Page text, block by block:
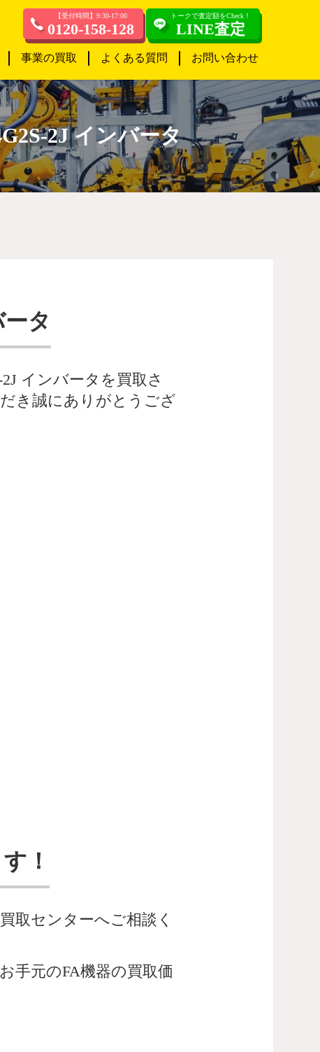
【受付時間】9:30-17:00
0120-158-128
トークで査定額をCheck！
LINE査定
事業の買取 よくある質問 お問い合わせ
2J インバータ
タ
インバータを買取さ
き誠にありがとうござ
！
取センターへご相談く
手元のFA機器の買取価